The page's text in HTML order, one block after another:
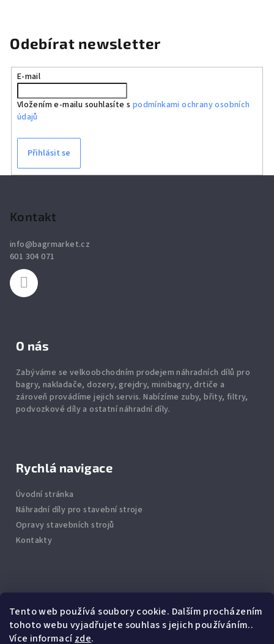
Tento web používá soubory cookie. Dalším procházením
tohoto webu vyjadřujete souhlas s jejich používáním..
Více informacízde.
Odebírat newsletter
E-mail
Vložením e-mailu souhlasíte s podmínkami ochrany osobních
údajů
Přihlásit se
Kontakt
info@bagrmarket.cz
601 304 071
O nás
Zabýváme se velkoobchodním prodejem náhradních dílů pro
bagry, nakladače, dozery, grejdry, minibagry, drtiče a
zároveň provádíme jejich servis. Nabízíme zuby,břity,filtry,
podvozkové díly a ostatní náhradní díly.
Rychlá navigace
Úvodní stránka
Náhradní díly pro stavební stroje
Opravy stavebních strojů
Kontakty
Jak nakupovat